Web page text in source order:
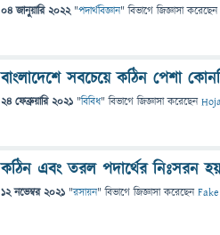
04 জানুয়ারি 2022 "পদার্থবিজ্ঞান" বিভাগে জিজ্ঞাসাকরেছেন
বাংলাদেশে সবচেয়ে কঠিন পেশা
24 ফেব্রুয়ারি 2021 "বিবিধ" বিভাগে জিজ্ঞাসাকরেছেন
কঠিন এবং তরল পদার্থের নিঃসরন
12 নভেম্বর 2021 "রসায়ন" বিভাগে জিজ্ঞাসাকরেছেন